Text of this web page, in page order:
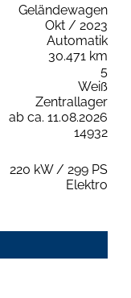
Geländewagen
Okt / 2023
Automatik
30.471 km
5
Weiß
Zentrallager
ab ca. 11.08.2026
14932
220 kW / 299 PS
Elektro